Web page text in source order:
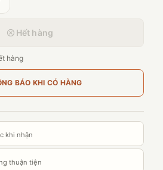
Hết hàng
hàng
BÁO KHI CÓ HÀNG
khi nhận
thuận tiện